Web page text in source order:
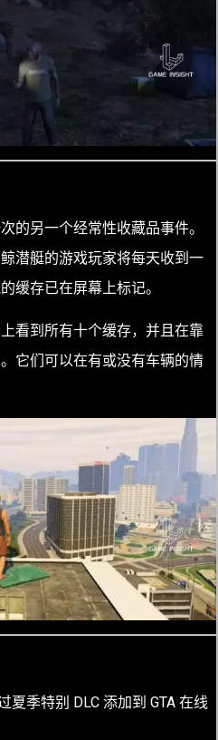
的另一个经常性收藏品事件。
潜艇的游戏玩家将每天收到一
缓存已在屏幕上标记。
看到所有十个缓存，并且在靠
它们可以在有或没有车辆的情
夏季特别 DLC 添加到 GTA 在线